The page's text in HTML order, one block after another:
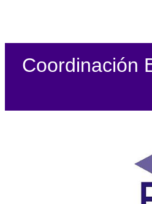
Coordinación